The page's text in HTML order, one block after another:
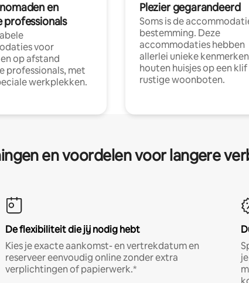
en
professionals
voor
op afstand
professionals, met
werkplekken.
Plezier gegarandeerd
Soms is de
bestemming. Deze
accommodaties hebben
allerlei unieke
houten huisjes op een
rustige woonboten.
en voordelen voor langere
De flexibiliteit die jij nodig hebt
Kies je exacte aankomst- en vertrekdatum en
reserveer eenvoudig online zonder extra
verplichtingen of papierwerk.*